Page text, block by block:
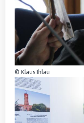
© Klaus Ihlau